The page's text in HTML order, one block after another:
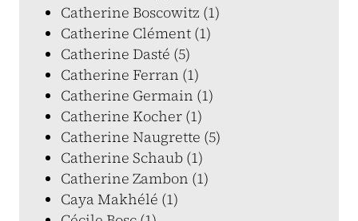
Catherine Boscowitz (1)
Catherine Clément (1)
Catherine Dasté (5)
Catherine Ferran (1)
Catherine Germain (1)
Catherine Kocher (1)
Catherine Naugrette (5)
Catherine Schaub (1)
Catherine Zambon (1)
Caya Makhélé (1)